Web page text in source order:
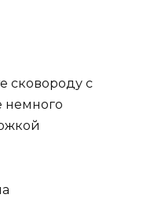
сковороду с
немного